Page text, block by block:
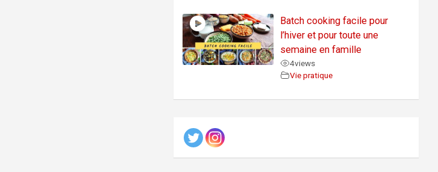
Batch cooking facile pour
l’hiver et pour toute une
semaine en famille
4views
Vie pratique